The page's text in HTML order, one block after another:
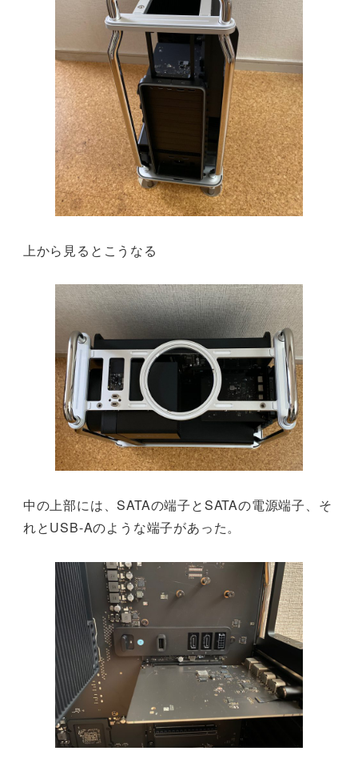
上から見るとこうなる
中の上部には、SATAの端子とSATAの電源端子、そ
れとUSB-Aのような端子があった。